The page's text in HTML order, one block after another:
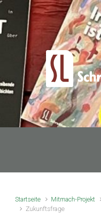
Zum Hauptinhalt springen
Startseite Mitmach-Projekt
Zukunftsfrage